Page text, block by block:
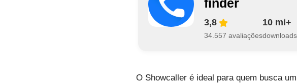
finder
3,8
34.557 avaliações
10 mi+
downloads
O Showcaller é ideal para quem busca